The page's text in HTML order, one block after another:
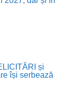
și
își serbează